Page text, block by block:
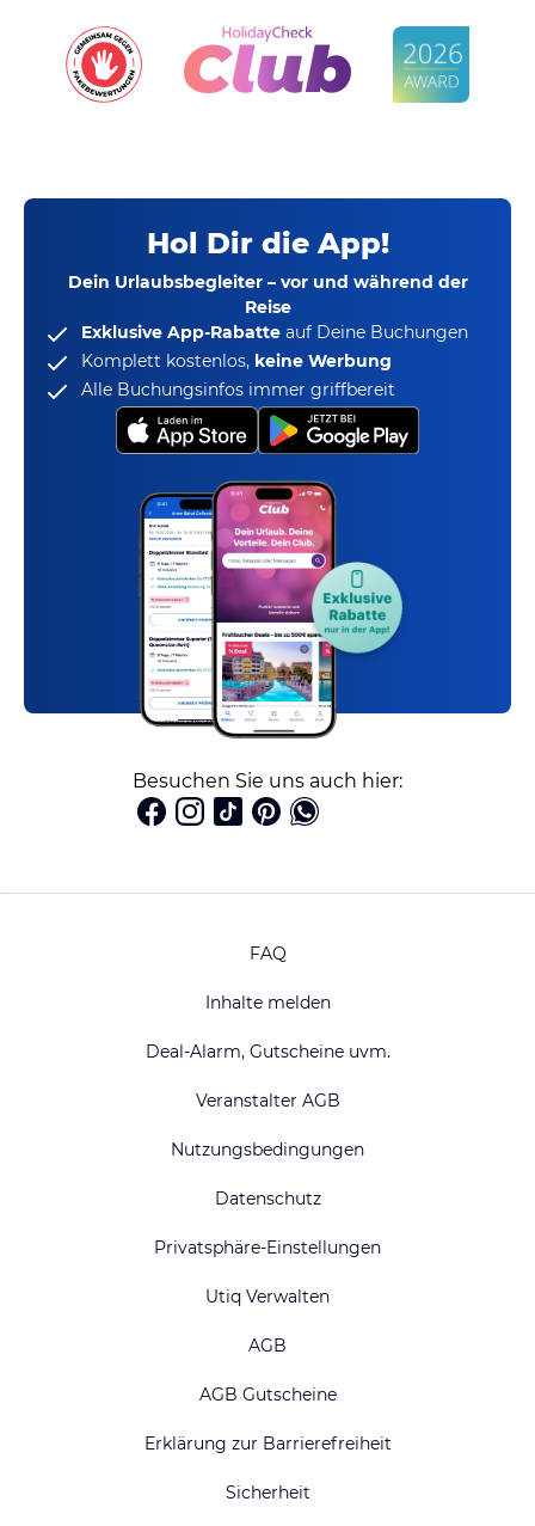
Hol Dir die App!
Dein Urlaubsbegleiter – vor und während der
Reise
Exklusive App-Rabatte auf Deine Buchungen
Komplett kostenlos, keine Werbung
Alle Buchungsinfos immer griffbereit
Besuchen Sie uns auch hier:
FAQ
Inhalte melden
Deal-Alarm, Gutscheine uvm.
Veranstalter AGB
Nutzungsbedingungen
Datenschutz
Privatsphäre-Einstellungen
Utiq Verwalten
AGB
AGB Gutscheine
Erklärung zur Barrierefreiheit
Sicherheit